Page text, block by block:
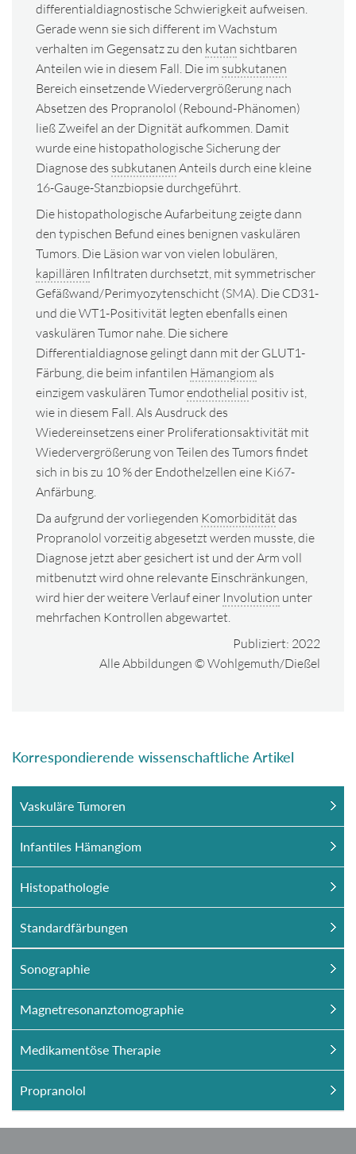
differentialdiagnostische Schwierigkeit aufweisen.
Gerade wenn sie sich different im Wachstum
verhalten im Gegensatz zu den kutan sichtbaren
Anteilen wie in diesem Fall. Die im subkutanen
Bereich einsetzende Wiedervergrößerung nach
Absetzen des Propranolol (Rebound-Phänomen)
ließ Zweifel an der Dignität aufkommen. Damit
wurde eine histopathologische Sicherung der
Diagnose des subkutanen Anteils durch eine kleine
16-Gauge-Stanzbiopsie durchgeführt.
Die histopathologische Aufarbeitung zeigte dann
den typischen Befund eines benignen vaskulären
Tumors. Die Läsion war von vielen lobulären,
kapillären Infiltraten durchsetzt, mit symmetrischer
Gefäßwand/Perimyozytenschicht (SMA). Die CD31-
und die WT1-Positivität legten ebenfalls einen
vaskulären Tumor nahe. Die sichere
Differentialdiagnose gelingt dann mit der GLUT1-
Färbung, die beim infantilen Hämangiom als
einzigem vaskulären Tumorendothelial positiv ist,
wie in diesem Fall. Als Ausdruck des
Wiedereinsetzens einer Proliferationsaktivität mit
Wiedervergrößerung von Teilen des Tumors findet
sich in bis zu 10 % der Endothelzellen eine Ki67-
Anfärbung.
Da aufgrund der vorliegenden Komorbidität das
Propranolol vorzeitig abgesetzt werden musste, die
Diagnose jetzt aber gesichert ist und der Arm voll
mitbenutzt wird ohne relevante Einschränkungen,
wird hier der weitere Verlauf einer Involution unter
mehrfachen Kontrollen abgewartet.
Publiziert: 2022
Alle Abbildungen © Wohlgemuth/Dießel
Korrespondierende wissenschaftliche Artikel
Vaskuläre Tumoren
Infantiles Hämangiom
Histopathologie
Standardfärbungen
Sonographie
Magnetresonanztomographie
Medikamentöse Therapie
Propranolol